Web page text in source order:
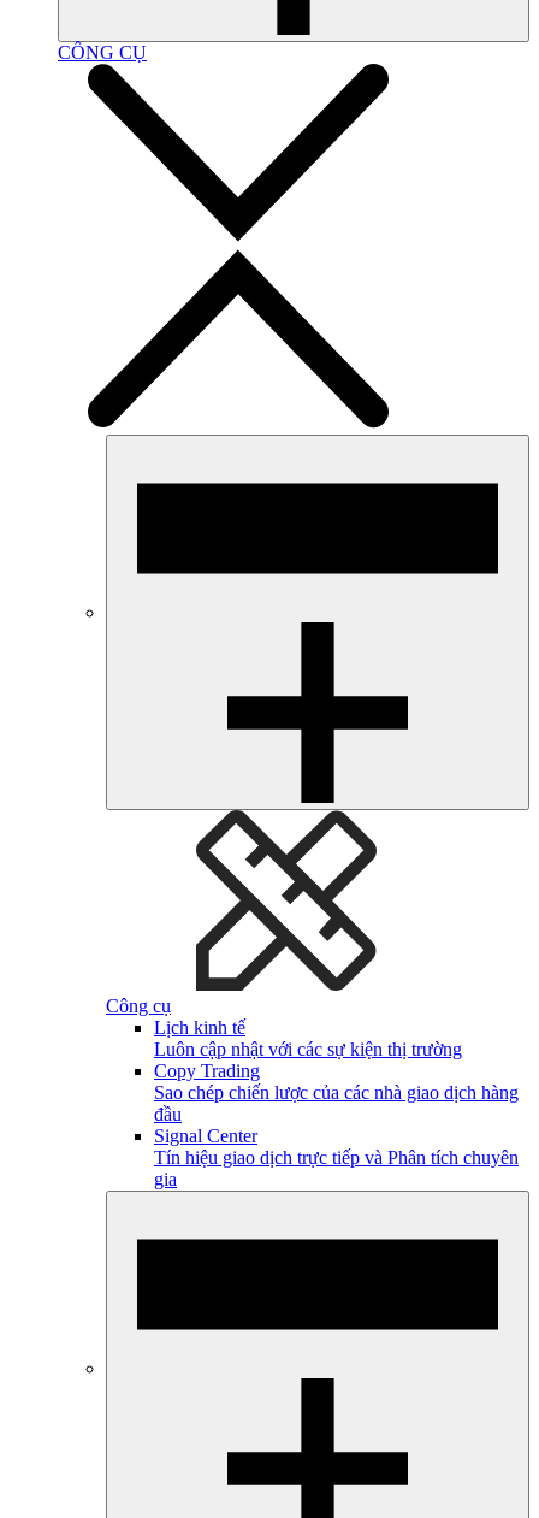
CÔNG CỤ
Công cụ
Lịch kinh tế
Luôn cập nhật với các sự kiện thị trường
Copy Trading
Sao chép chiến lược của các nhà giao dịch hàng
đầu
Signal Center
Tín hiệu giao dịch trực tiếp và Phân tích chuyên
gia